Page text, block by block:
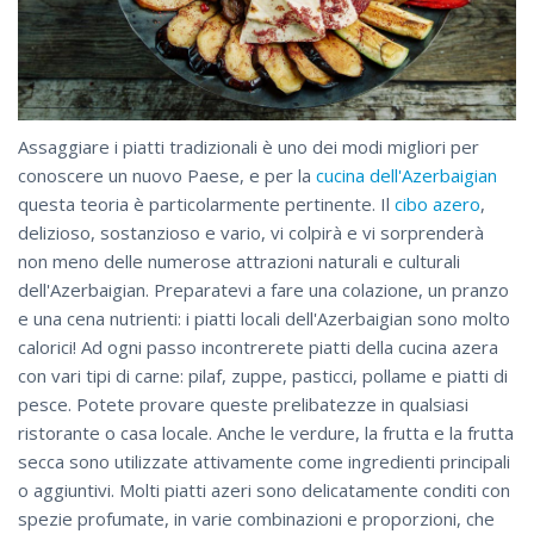
Assaggiare i piatti tradizionali è uno dei modi migliori per
conoscere un nuovo Paese, e per la cucina dell'Azerbaigian
questa teoria è particolarmente pertinente. Il cibo azero,
delizioso, sostanzioso e vario, vi colpirà e vi sorprenderà
non meno delle numerose attrazioni naturali e culturali
dell'Azerbaigian. Preparatevi a fare una colazione, un pranzo
e una cena nutrienti: i piatti locali dell'Azerbaigian sono molto
calorici! Ad ogni passo incontrerete piatti della cucina azera
con vari tipi di carne: pilaf, zuppe, pasticci, pollame e piatti di
pesce. Potete provare queste prelibatezze in qualsiasi
ristorante o casa locale. Anche le verdure, la frutta e la frutta
secca sono utilizzate attivamente come ingredienti principali
o aggiuntivi. Molti piatti azeri sono delicatamente conditi con
spezie profumate, in varie combinazioni e proporzioni, che